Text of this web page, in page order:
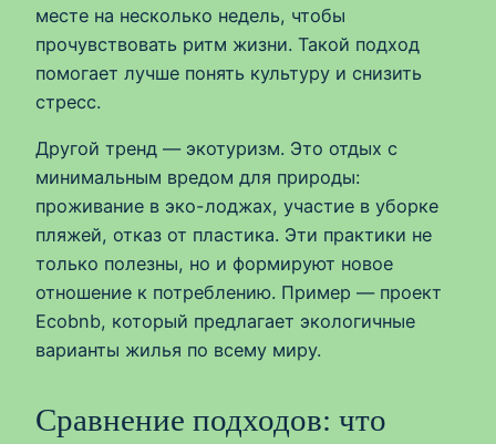
месте на несколько недель, чтобы
прочувствовать ритм жизни. Такой подход
помогает лучше понять культуру и снизить
стресс.
Другой тренд — экотуризм. Это отдых с
минимальным вредом для природы:
проживание в эко-лоджах, участие в уборке
пляжей, отказ от пластика. Эти практики не
только полезны, но и формируют новое
отношение к потреблению. Пример — проект
Ecobnb, который предлагает экологичные
варианты жилья по всему миру.
Сравнение подходов: что